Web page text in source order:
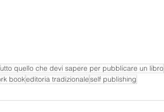
quello che devi sapere per pubblicare un libro
bookeditoria tradizionaleself publishing